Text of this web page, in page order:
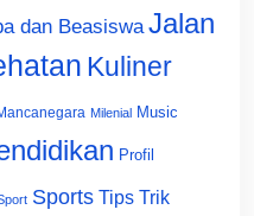
dan Beasiswa Jalan
Kuliner
Milenial Music
Profil
Sports Tips Trik